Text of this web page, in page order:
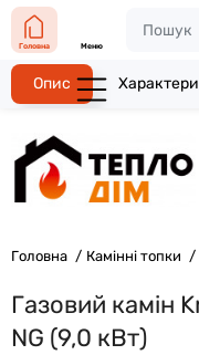
Головна Меню
Головна Камінні топки
Газовий камін
NG (9,0 кВт)
Опис